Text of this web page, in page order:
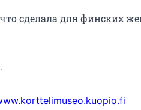
сделала для финских